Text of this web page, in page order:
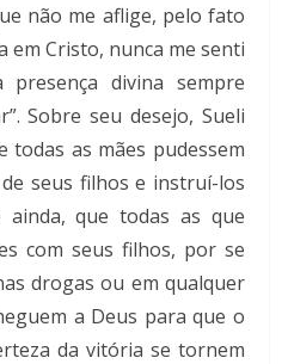
não me aflige, pelo fato
em Cristo, nunca me senti
presença divina sempre
Sobre seu desejo, Sueli
todas as mães pudessem
seus filhos e instruí-los
que todas as que
com seus filhos, por se
drogas ou em qualquer
a Deus para que o
da vitória se tornem